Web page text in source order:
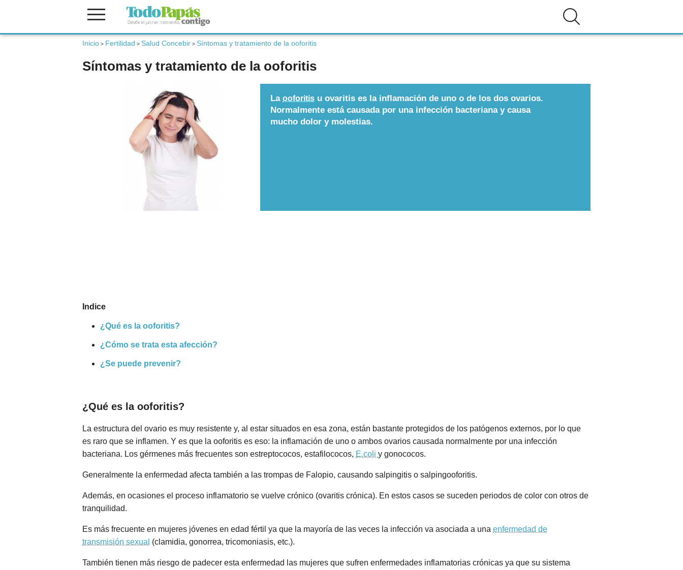
Inicio > Fertilidad > Salud Concebir > Síntomas y tratamiento de la ooforitis
Síntomas y tratamiento de la ooforitis
La ooforitis u ovaritis es la inflamación de uno o de los dos ovarios.
Normalmente está causada por una infección bacteriana y causa
mucho dolor y molestias.
Indice
¿Qué es la ooforitis?
¿Cómo se trata esta afección?
¿Se puede prevenir?
¿Qué es la ooforitis?
La estructura del ovario es muy resistente y, al estar situados en esa zona, están bastante protegidos de los patógenos externos, por lo que
es raro que se inflamen. Y es que la ooforitis es eso: la inflamación de uno o ambos ovarios causada normalmente por una infección
bacteriana. Los gérmenes más frecuentes son estreptococos, estafilococos, E.coli y gonococos.
Generalmente la enfermedad afecta también a las trompas de Falopio, causando salpingitis o salpingooforitis.
Además, en ocasiones el proceso inflamatorio se vuelve crónico (ovaritis crónica). En estos casos se suceden periodos de color con otros de
tranquilidad.
Es más frecuente en mujeres jóvenes en edad fértil ya que la mayoría de las veces la infección va asociada a una enfermedad de
transmisión sexual (clamidia, gonorrea, tricomoniasis, etc.).
También tienen más riesgo de padecer esta enfermedad las mujeres que sufren enfermedades inflamatorias crónicas ya que su sistema